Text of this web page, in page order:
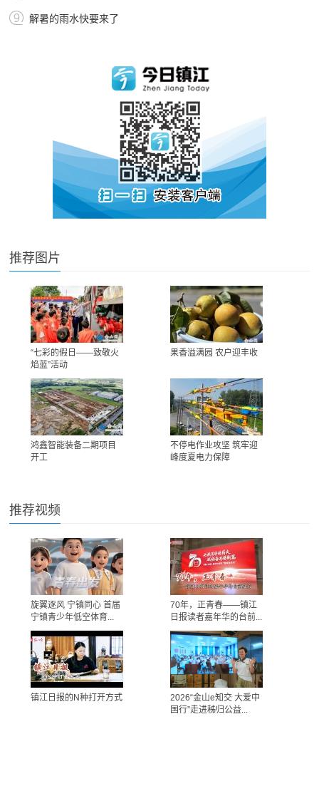
解暑的雨水快要来了
推荐图片
“七彩的假日——致敬火
焰蓝”活动
果香溢满园 农户迎丰收
鸿鑫智能装备二期项目
开工
不停电作业攻坚 筑牢迎
峰度夏电力保障
推荐视频
旋翼逐风 宁镇同心 首届
宁镇青少年低空体育...
70年，正青春——镇江
日报读者嘉年华的台前...
镇江日报的N种打开方式
2026“金山e知交 大爱中
国行”走进秭归公益...